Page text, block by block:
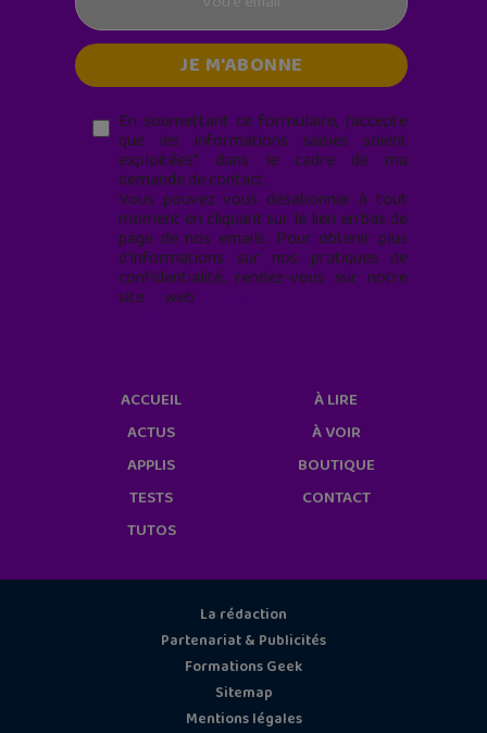
En soumettant ce formulaire, j’accepte
que les informations saisies soient
exploitées* dans le cadre de ma
demande de contact.
Vous pouvez vous désabonner à tout
moment en cliquant sur le lien en bas de
page de nos emails. Pour obtenir plus
d'informations sur nos pratiques de
confidentialité, rendez-vous sur notre
site web
ACCUEIL
ACTUS
APPLIS
TESTS
TUTOS
À LIRE
À VOIR
BOUTIQUE
CONTACT
La rédaction
Partenariat & Publicités
Formations Geek
Sitemap
Mentions légales